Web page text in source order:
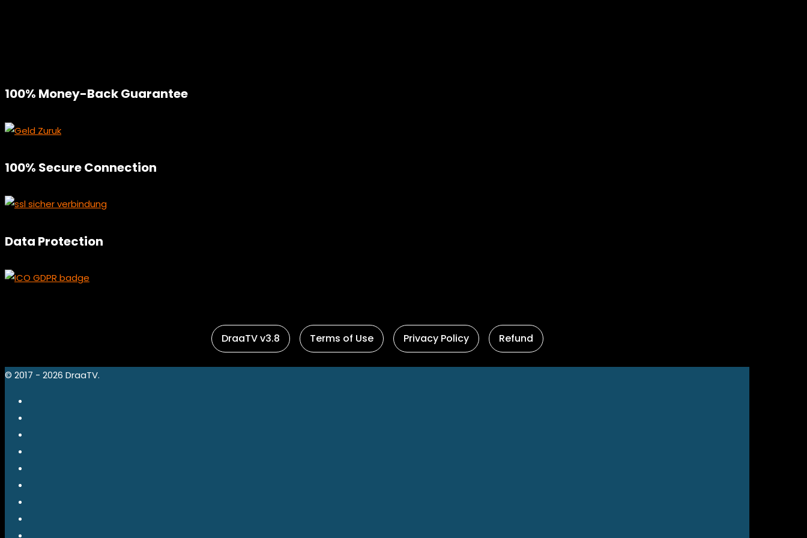
100% Money-Back Guarantee
100% Secure Connection
Data Protection
DraaTV v3.8 Terms of Use Privacy Policy Refund
© 2017 - 2026 DraaTV.